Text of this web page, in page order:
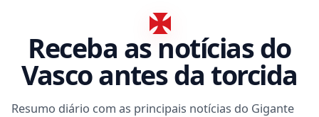
Receba as notícias do
Vasco antes da torcida
Resumo diário com as principais notícias do Gigante